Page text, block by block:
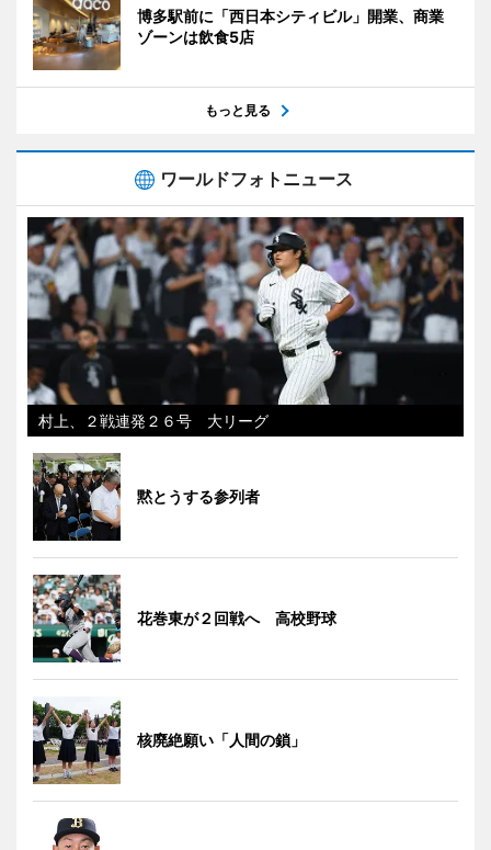
博多駅前に「西日本シティビル」開業、商業
ゾーンは飲食5店
もっと見る
ワールドフォトニュース
村上、２戦連発２６号 大リーグ
黙とうする参列者
花巻東が２回戦へ 高校野球
核廃絶願い「人間の鎖」